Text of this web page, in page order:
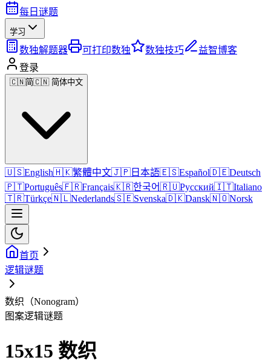
每日谜题
学习
数独解题器 可打印数独 数独技巧
益智博客
登录
🇨🇳简🇨🇳 简体中文
🇺🇸English🇭🇰繁體中文🇯🇵 日本語🇪🇸Español🇩🇪Deutsch
🇵🇹Português🇫🇷Français🇰🇷한국어🇷🇺Русский🇮🇹Italiano
🇹🇷Türkçe🇳🇱Nederlands🇸🇪Svenska🇩🇰Dansk🇳🇴Norsk
首页
逻辑谜题
数织（Nonogram）
图案逻辑谜题
15x15 数织